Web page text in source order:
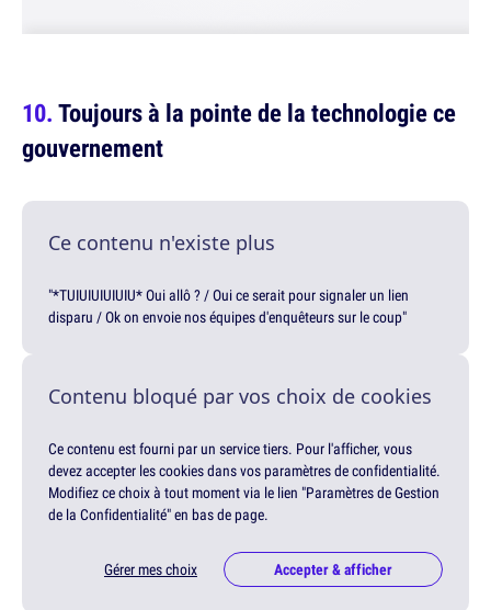
Toujours à la pointe de la technologie ce
gouvernement
Ce contenu n'existe plus
"*TUIUIUIUIUIU* Oui allô ? / Oui ce serait pour signaler un lien
disparu / Ok on envoie nos équipes d'enquêteurs sur le coup"
Contenu bloqué par vos choix de cookies
Ce contenu est fourni par un service tiers. Pour l'afficher, vous
devez accepter les cookies dans vos paramètres de confidentialité.
Modifiez ce choix à tout moment via le lien "Paramètres de Gestion
de la Confidentialité" en bas de page.
Gérer mes choix Accepter & afficher